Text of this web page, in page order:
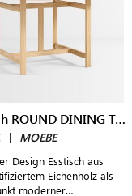
Esstisch ROUND DINING TABLE
| MOEBE
Design Esstisch aus
Eichenholz als
moderner